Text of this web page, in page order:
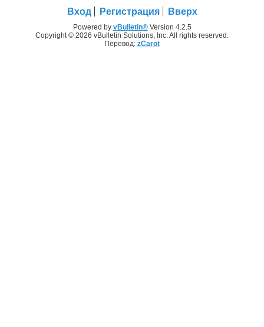
Вход Регистрация Вверх
Powered by vBulletin®Version 4.2.5
Copyright © 2026 vBulletin Solutions, Inc. All rights reserved.
Перевод: zCarot